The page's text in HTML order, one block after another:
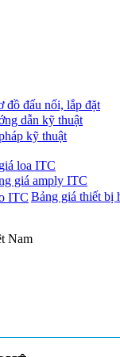
đồ đấu nối, lắp đặt
dẫn kỹ thuật
kỹ thuật
loa ITC
giá amply ITC
Bảng giá thiết bị